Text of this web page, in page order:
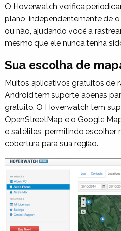
O Hoverwatch verifica
plano, independentemente de
ou não, ajudando você a
mesmo que ele nunca tenha
Sua escolha de
Muitos aplicativos gratuitos de
Android tem suporte apenas
gratuito. O Hoverwatch tem
OpenStreetMap e o Google
e satélites, permitindo escolher
cobertura para sua região.